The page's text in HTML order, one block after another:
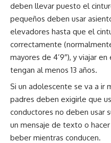
deben llevar puesto el
pequeños deben usar
elevadores hasta que el
correctamente
mayores de 4’9″), y viajar
tengan al menos 13 años.
Si un adolescente se va a ir
padres deben exigirle que
conductores no deben usar
un mensaje de texto o
beber mientras conducen.